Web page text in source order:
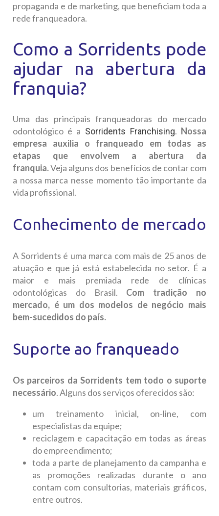
propaganda e de marketing, que beneficiam toda a
rede franqueadora.
Como a Sorridents pode
ajudar na abertura da
franquia?
Uma das principais franqueadoras do mercado
odontológico é a Sorridents Franchising. Nossa
empresa auxilia o franqueado em todas as
etapas que envolvem a abertura da
franquia.Veja alguns dos benefícios de contar com
a nossa marca nesse momento tão importante da
vida profissional.
Conhecimento de mercado
A Sorridents é uma marca com mais de 25 anos de
atuação e que já está estabelecida no setor. É a
maior e mais premiada rede de clínicas
odontológicas do Brasil. Com tradição no
mercado, é um dos modelos de negócio mais
bem-sucedidos do país.
Suporte ao franqueado
Os parceiros da Sorridents tem todo o suporte
necessário. Alguns dos serviços oferecidos são:
um treinamento inicial, on-line, com
especialistas da equipe;
reciclagem e capacitação em todas as áreas
do empreendimento;
toda a parte de planejamento da campanha e
as promoções realizadas durante o ano
contam com consultorias, materiais gráficos,
entre outros.